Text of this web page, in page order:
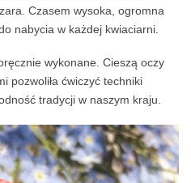
Czasem wysoka, ogromna
nabycia w każdej kwiaciarni.
wykonane. Cieszą oczy
pozwoliła ćwiczyć techniki
tradycji w naszym kraju.